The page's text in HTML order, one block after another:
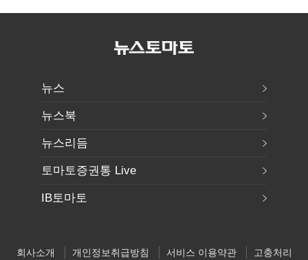
헌신"…법정서
압색까지
전년비 89.1%↑
뉴스
뉴스북
뉴스리듬
토마토증권통 Live
IB토마토
회사소개 개인정보취급방침 서비스 이용약관 고충처리